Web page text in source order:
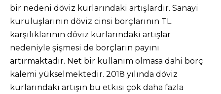
bir nedeni döviz kurlarındaki artışlardır. Sanayi
kuruluşlarının döviz cinsi borçlarının TL
karşılıklarının döviz kurlarındaki artışlar
nedeniyle şişmesi de borçların payını
artırmaktadır. Net bir kullanım olmasa dahi borç
kalemi yükselmektedir. 2018 yılında döviz
kurlarındaki artışın bu etkisi çok daha fazla